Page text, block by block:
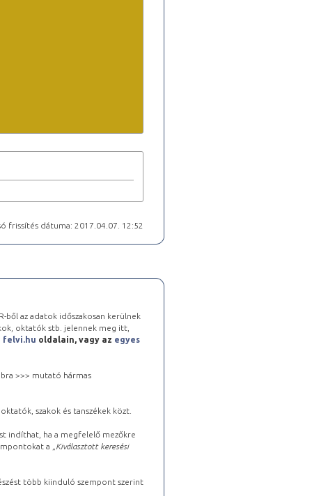
frissítés dátuma: 2017.04.07. 12:52
ből az adatok időszakosan kerülnek
oktatók stb. jelennek meg itt,
felvi.hu oldalain, vagy az egyes
>>> mutató hármas
szakok és tanszékek közt.
indíthat, ha a megfelelő mezőkre
a „ Kiválasztott keresési
több kiinduló szempont szerint